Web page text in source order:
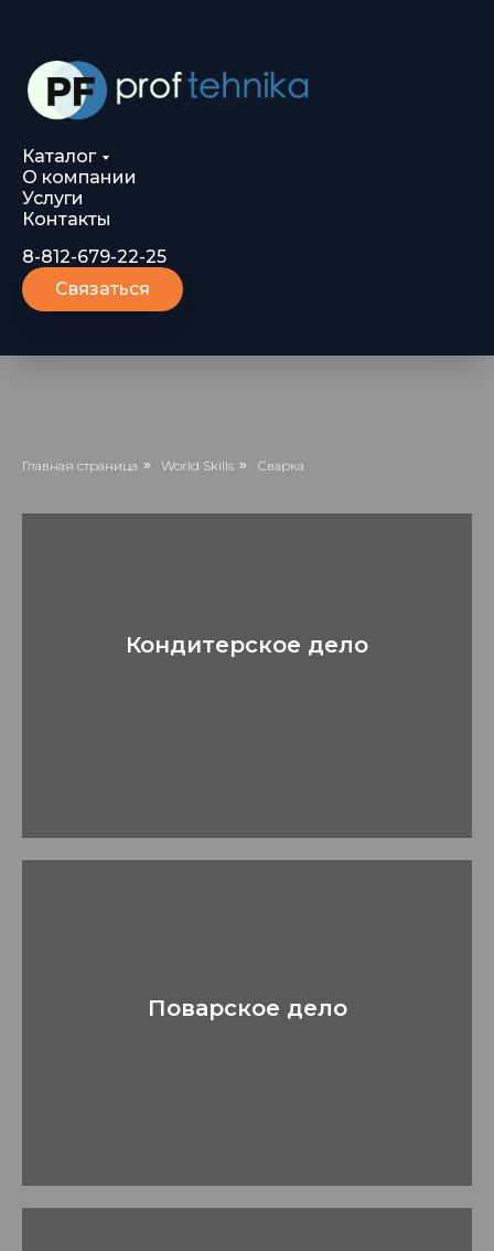
Каталог
О компании
Услуги
Контакты
8-812-679-22-25
Связаться
Главная страница » World Skills » Сварка
Кондитерское дело
Поварское дело